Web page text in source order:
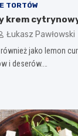
TORTÓW
krem
Łukasz Pawłowski
jako lemon
i deserów.…